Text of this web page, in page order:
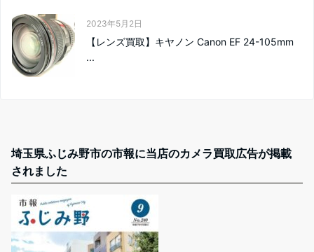
2023年5月2日
【レンズ買取】キヤノン Canon EF 24-105mm
...
埼玉県ふじみ野市の市報に当店のカメラ買取広告が掲載
されました